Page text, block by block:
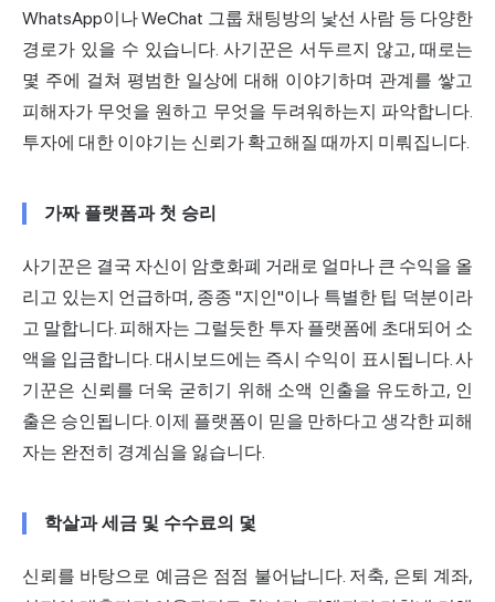
WhatsApp이나 WeChat 그룹 채팅방의 낯선 사람 등 다양한
경로가 있을 수 있습니다. 사기꾼은 서두르지 않고, 때로는
몇 주에 걸쳐 평범한 일상에 대해 이야기하며 관계를 쌓고
피해자가 무엇을 원하고 무엇을 두려워하는지 파악합니다.
투자에 대한 이야기는 신뢰가 확고해질 때까지 미뤄집니다.
가짜 플랫폼과 첫 승리
사기꾼은 결국 자신이 암호화폐 거래로 얼마나 큰 수익을 올
리고 있는지 언급하며, 종종 "지인"이나 특별한 팁 덕분이라
고 말합니다. 피해자는 그럴듯한 투자 플랫폼에 초대되어 소
액을 입금합니다. 대시보드에는 즉시 수익이 표시됩니다. 사
기꾼은 신뢰를 더욱 굳히기 위해 소액 인출을 유도하고, 인
출은 승인됩니다. 이제 플랫폼이 믿을 만하다고 생각한 피해
자는 완전히 경계심을 잃습니다.
학살과 세금 및 수수료의 덫
신뢰를 바탕으로 예금은 점점 불어납니다. 저축, 은퇴 계좌,